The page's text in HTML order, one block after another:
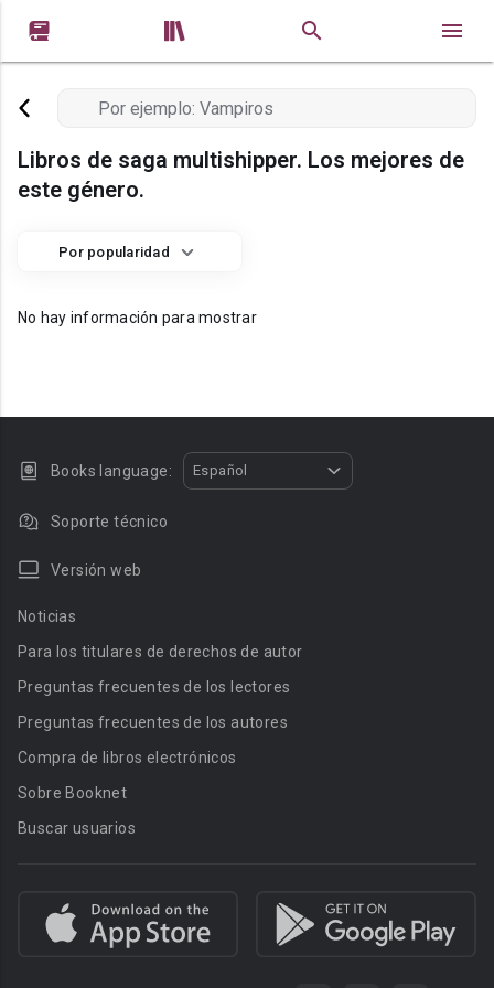
 
Libros de saga multishipper. Los mejores de
este género.
Por popularidad
No hay información para mostrar
Books language: Español
Soporte técnico
Versión web
Noticias
Para los titulares de derechos de autor
Preguntas frecuentes de los lectores
Preguntas frecuentes de los autores
Compra de libros electrónicos
Sobre Booknet
Buscar usuarios